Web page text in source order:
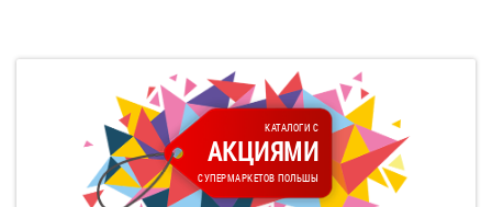
КАТАЛОГИ С
АКЦИЯМИ
СУПЕРМАРКЕТОВ ПОЛЬШЫ